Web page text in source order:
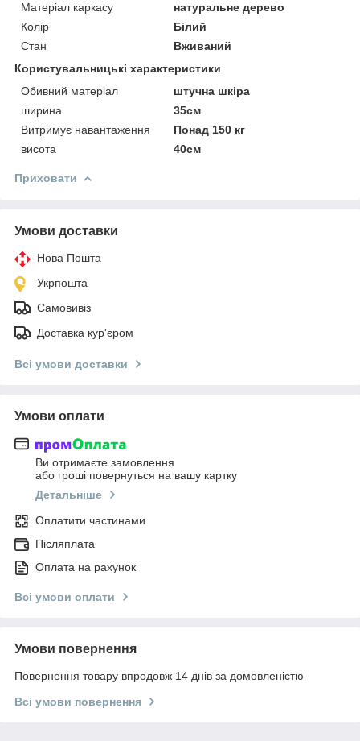
Матеріал каркасу
натуральне дерево
Колір
Білий
Стан
Вживаний
Користувальницькі характеристики
Обивний матеріал
штучна шкіра
ширина
35см
Витримує навантаження
Понад 150 кг
висота
40см
Приховати
Умови доставки
Нова Пошта
Укрпошта
Самовивіз
Доставка кур'єром
Всі умови доставки
Умови оплати
Ви отримаєте замовлення
або гроші повернуться на вашу картку
Детальніше
Оплатити частинами
Післяплата
Оплата на рахунок
Всі умови оплати
Умови повернення
Повернення товару впродовж 14 днів за домовленістю
Всі умови повернення